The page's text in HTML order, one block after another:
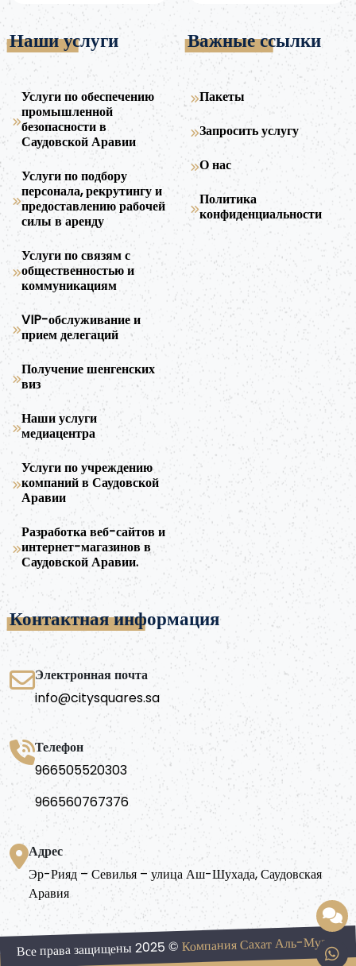
Наши услуги
Услуги по обеспечению
промышленной
безопасности в
Саудовской Аравии
Услуги по подбору
персонала, рекрутингу и
предоставлению рабочей
силы в аренду
Услуги по связям с
общественностью и
коммуникациям
VIP-обслуживание и
прием делегаций
Получение шенгенских
виз
Наши услуги
медиацентра
Услуги по учреждению
компаний в Саудовской
Аравии
Разработка веб-сайтов и
интернет-магазинов в
Саудовской Аравии.
Важные ссылки
Пакеты
Запросить услугу
О нас
Политика
конфиденциальности
Контактная информация
Электронная почта
info@citysquares.sa
Телефон
966505520303
966560767376
Адрес
Эр-Рияд – Севилья – улица Аш-Шухада, Саудовская
Аравия
Все права защищены 2025 ©Компания Сахат Аль-Мудун